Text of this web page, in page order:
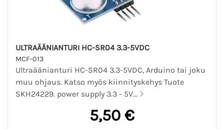
ULTRAÄÄNIANTURI HC-SR04 3.3-5VDC
MCF-013
Ultraäänianturi HC-SR04 3.3-5VDC, Arduino tai joku
muu ohjaus. Katso myös kiinnityskehys Tuote
SKH24229. power supply 3.3 - 5V...
5,50 €